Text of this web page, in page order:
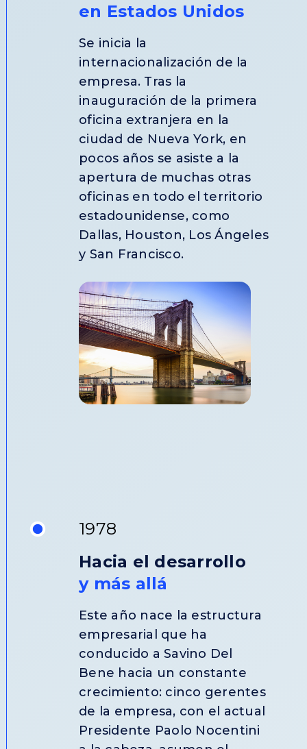
en Estados Unidos
Se inicia la
internacionalización de la
empresa. Tras la
inauguración de la primera
oficina extranjera en la
ciudad de Nueva York, en
pocos años se asiste a la
apertura de muchas otras
oficinas en todo el territorio
estadounidense, como
Dallas, Houston, Los Ángeles
y San Francisco.
1978
Hacia el desarrollo
y más allá
Este año nace la estructura
empresarial que ha
conducido a Savino Del
Bene hacia un constante
crecimiento: cinco gerentes
de la empresa, con el actual
Presidente Paolo Nocentini